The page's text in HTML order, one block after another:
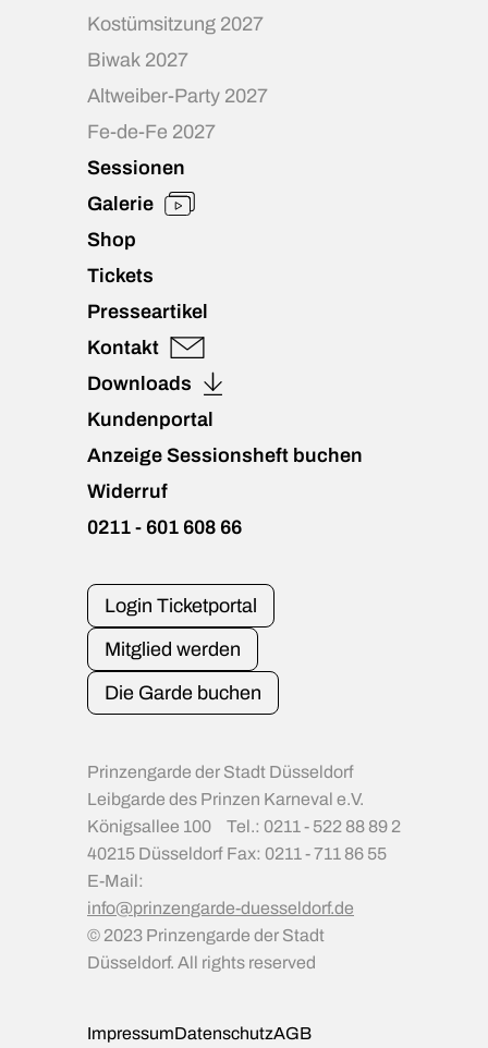
Kostümsitzung 2027
Biwak 2027
Altweiber-Party 2027
Fe-de-Fe 2027
Sessionen
Galerie
Shop
Tickets
Presseartikel
Kontakt
Downloads
Kundenportal
Anzeige Sessionsheft buchen
Widerruf
0211 - 601 608 66
Login Ticketportal
Mitglied werden
Die Garde buchen
Prinzengarde der Stadt Düsseldorf
Leibgarde des Prinzen Karneval e.V.
Königsallee 100
40215 Düsseldorf
Tel.: 0211 - 522 88 89 2
Fax: 0211 - 711 86 55
E-Mail:
info@prinzengarde-duesseldorf.de
© 2023 Prinzengarde der Stadt
Düsseldorf. All rights reserved
ImpressumDatenschutzAGB